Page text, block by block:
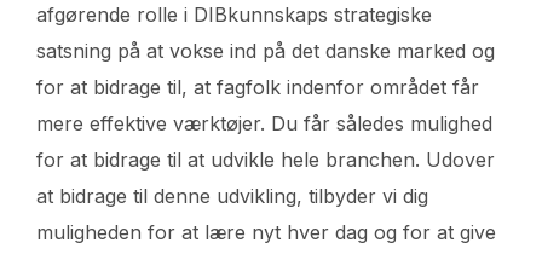
afgørende rolle i DIBkunnskaps strategiske
satsning på at vokse ind på det danske marked og
for at bidrage til, at fagfolk indenfor området får
mere effektive værktøjer. Du får således mulighed
for at bidrage til at udvikle hele branchen. Udover
at bidrage til denne udvikling, tilbyder vi dig
muligheden for at lære nyt hver dag og for at give